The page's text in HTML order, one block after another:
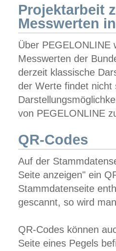
Projektarbeit
Messwerten
Über PEGELONLINE
Messwerten der
derzeit klassische
der Werte findet
von PEGELONLINE
QR-Codes
Auf der
Seite anzeigen" ein
Stammdatenseite
gescannt, so wird
QR-Codes können
Seite eines Pegels